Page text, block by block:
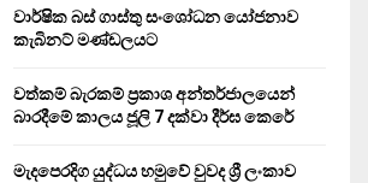
r
:
R
H
වාර්ෂික බස් ගාස්තු සංශෝධන යෝජනාව
කැබිනට් මණ්ඩලයට
වත්කම් බැරකම් ප්‍රකාශ අන්තර්ජාලයෙන්
බාරදීමේ කාලය ජූලි 7 දක්වා දීර්ඝ කෙරේ
මැදපෙරදිග යුද්ධය හමුවේ වුවද ශ්‍රී ලංකාව